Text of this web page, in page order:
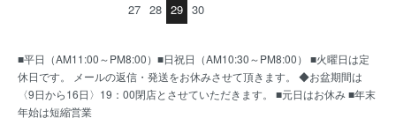
27 28 29 30
■平日（AM11:00～PM8:00）■日祝日（AM10:30～PM8:00） ■火曜日は定
休日です。 メールの返信・発送をお休みさせて頂きます。 ◆お盆期間は
〈9日から16日〉19：00閉店とさせていただきます。 ■元日はお休み ■年末
年始は短縮営業